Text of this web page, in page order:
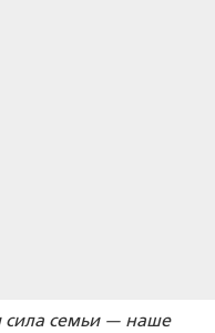
сила семьи — наше